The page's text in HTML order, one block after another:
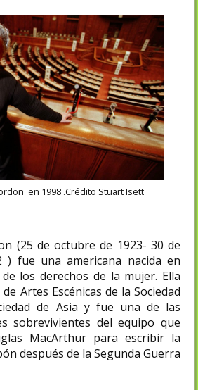
en 1998 .Crédito Stuart Isett
(25 de octubre de 1923- 30 de
) fue una americana nacida en
los derechos de la mujer. Ella
Artes Escénicas de la Sociedad
de Asia y fue una de las
sobrevivientes del equipo que
MacArthur para escribir la
después de la Segunda Guerra